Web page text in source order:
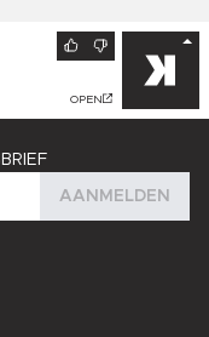
OPEN
AANMELDEN